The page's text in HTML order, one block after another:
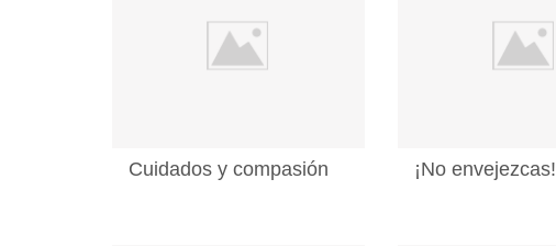
Cuidados y compasión ¡No envejezcas!